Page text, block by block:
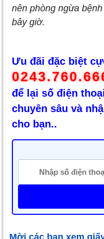
nên phòng ngừa
bây giờ.
Ưu đãi đặc biệt
để lại số điện
chuyên sâu và
cho bạn..
Mời các bạn xem